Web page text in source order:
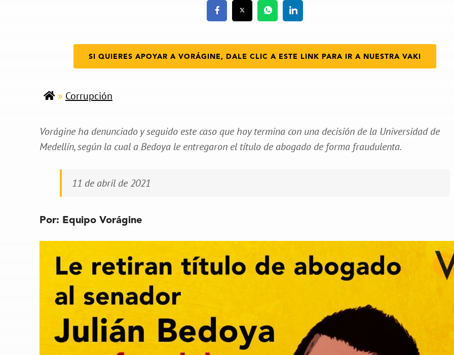
SI QUIERES APOYAR A VORÁGINE, DALE CLIC A ESTE LINK PARA IR A NUESTRA VAKI
» Corrupción
Vorágine ha denunciado y seguido este caso que hoy termina con una decisión de la Universidad de
Medellín, según la cual a Bedoya le entregaron el título de abogado de forma fraudulenta.
11 de abril de 2021
Por: Equipo Vorágine